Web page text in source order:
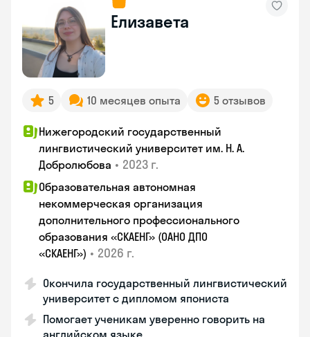
Елизавета
5 10 месяцев опыта 5 отзывов
Нижегородский государственный
лингвистический университет им. Н. А.
Добролюбова • 2023 г.
Образовательная автономная
некоммерческая организация
дополнительного профессионального
образования «СКАЕНГ» (ОАНО ДПО
«СКАЕНГ») • 2026 г.
Окончила государственный лингвистический
университет с дипломом япониста
Помогает ученикам уверенно говорить на
английском языке